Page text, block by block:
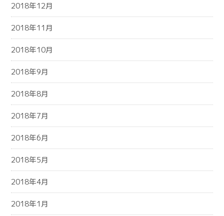
2018年12月
2018年11月
2018年10月
2018年9月
2018年8月
2018年7月
2018年6月
2018年5月
2018年4月
2018年1月